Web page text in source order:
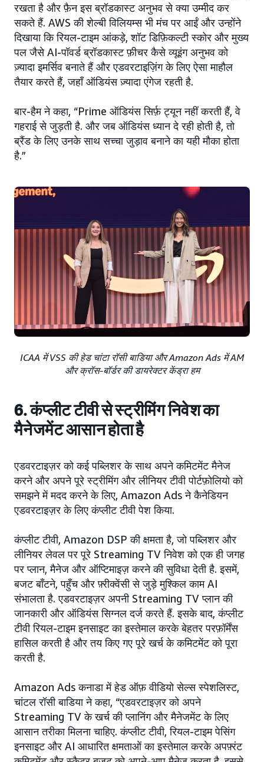
रखता है और फ़ैन इस ब्रॉडकास्ट अनुभव से क्या उम्मीद कर
सकते हैं. AWS की शेल्बी विलियम्स भी मंच पर आईं और उन्होंने
दिखाया कि रियल-टाइम आंकड़े, शॉट डिफ़िकल्टी स्कोर और मुख्य
पल जैसे AI-पॉवर्ड ब्रॉडकास्ट फ़ीचर कैसे व्यूइंग अनुभव को
ज़्यादा इमर्सिव बनाते हैं और एडवरटाइज़िंग के लिए ऐसा माहौल
तैयार करते हैं, जहाँ ऑडियंस ज़्यादा एंगेज रहती है.
बार-हैम ने कहा, “Prime ऑडियंस सिर्फ़ ट्यून नहीं करती हैं, वे
गहराई से जुड़ती है. और जब ऑडियंस ध्यान दे रही होती है, तो
ब्रैंड के लिए उनके साथ सच्चा जुड़ाव बनाने का यही मौका होता
है.”
ICAA में VSS की हेड चांटा रॉसी बाडिया और Amazon Ads में AM
और क्रॉस-बॉर्डर की डायरेक्टर केंड्रा हम
6. कंप्लीट टीवी से स्ट्रीमिंग निवेश का
मैनेजमेंट आसान होता है
एडवरटाइज़र को कई पब्लिशर के साथ अपने कमिटमेंट मैनेज
करने और अपने पूरे स्ट्रीमिंग और लीनियर टीवी पोर्टफ़ोलियो को
समझने में मदद करने के लिए, Amazon Ads ने कैनेडियन
एडवरटाइज़र के लिए कंप्लीट टीवी पेश किया.
कंप्लीट टीवी, Amazon DSP की क्षमता है, जो पब्लिशर और
लीनियर लेवल पर पूरे Streaming TV निवेश को एक ही जगह
पर प्लान, मैनेज और ऑप्टिमाइज़ करने की सुविधा देती है. इसमें,
बजट बाँटने, पहुँच और फ़्रीक्वेंसी से जुड़े मुश्किल काम AI
संभालता है. एडवरटाइज़र अपनी Streaming TV प्लान की
जानकारी और ऑडियंस सिग्नल दर्ज करते हैं. इसके बाद, कंप्लीट
टीवी रियल-टाइम इनसाइट का इस्तेमाल करके बेहतर परफ़ॉर्मेंस
हासिल करती है और तय किए गए पूरे खर्च के कमिटमेंट को पूरा
करती है.
Amazon Ads कनाडा में हेड ऑफ़ वीडियो सेल्स स्पेशलिस्ट,
चांटल रॉसी बाडिया ने कहा, “एडवरटाइज़र को अपने
Streaming TV के खर्च की प्लानिंग और मैनेजमेंट के लिए
आसान तरीका मिलना चाहिए. कंप्लीट टीवी, रियल-टाइम पेसिंग
इनसाइट और AI आधारित क्षमताओं का इस्तेमाल करके अपफ़्रंट